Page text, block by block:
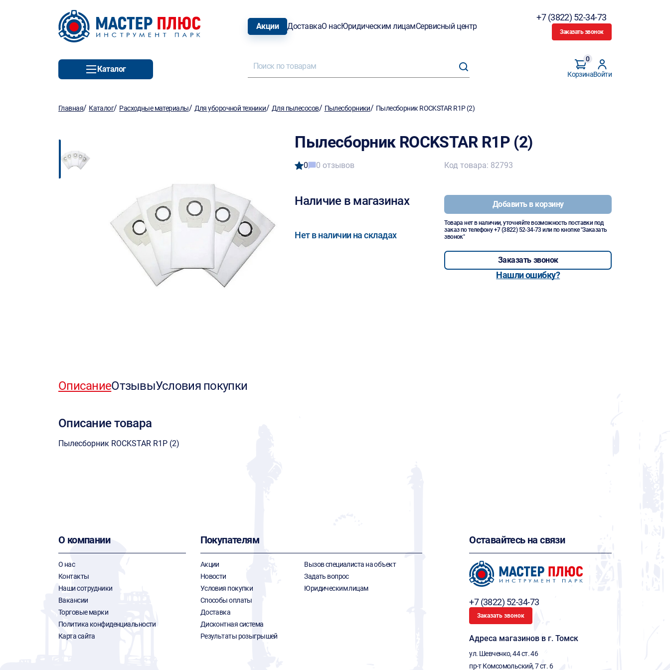
Акции ДоставкаО насЮридическим лицамСервисный центр
+7 (3822) 52-34-73
Заказать звонок
Каталог
Корзина
0
Войти
Главная/ Каталог/ Расходные материалы/ Для уборочной техники/ Для пылесосов/ Пылесборники/ Пылесборник ROCKSTAR R1P (2)
Пылесборник ROCKSTAR R1P (2)
0 0 отзывов
Наличие в магазинах
Нет в наличии на складах
Код товара: 82793
Добавить в корзину
Товара нет в наличии, уточняйте возможность поставки под
заказ по телефону+7 (3822) 52-34-73 или по кнопке "Заказать
звонок"
Заказать звонок
Нашли ошибку?
ОписаниеОтзывыУсловия покупки
Описание товара
Пылесборник ROCKSTAR R1P (2)
О компании
О нас
Контакты
Наши сотрудники
Вакансии
Торговые марки
Политика конфиденциальности
Карта сайта
Покупателям
Акции
Новости
Условия покупки
Способы оплаты
Доставка
Дисконтная система
Результаты розыгрышей
Вызов специалиста на объект
Задать вопрос
Юридическим лицам
Оставайтесь на связи
+7 (3822) 52-34-73
Заказать звонок
Адреса магазинов в г. Томск
ул. Шевченко, 44 ст. 46
пр-т Комсомольский, 7 ст. 6